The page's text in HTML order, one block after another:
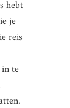
hebt
je
reis
te